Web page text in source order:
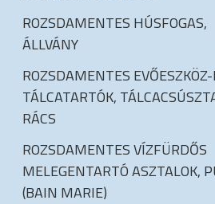
ROZSDAMENTES HÚSFOGAS,
ÁLLVÁNY
ROZSDAMENTES
TÁLCATARTÓK,
RÁCS
ROZSDAMENTES VÍZFÜRDŐS
MELEGENTARTÓ ASZTALOK,
(BAIN MARIE)